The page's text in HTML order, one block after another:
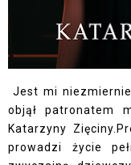
Jest mi
objął patronatem
Katarzyny
prowadzi życie